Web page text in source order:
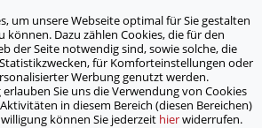
Rhein-Sieg/Eifel e.V.
Menschen
Sieg/Eifel freut sich: Die erste
um unsere Webseite optimal für Sie gestalten
können. Dazu zählen Cookies, die für den
der Seite notwendig sind, sowie solche, die
für Komforteinstellungen oder
Werbung genutzt werden.
Sie uns die Verwendung von Cookies
in diesem Bereich (diesen Bereichen)
können Sie jederzeit hierwiderrufen.